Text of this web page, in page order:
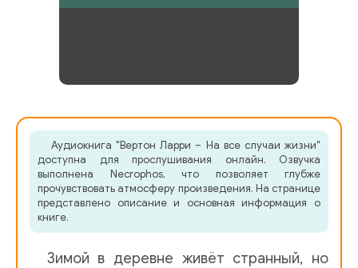
Аудиокнига "Вертон Ларри – На все случаи жизни"
доступна для прослушивания онлайн. Озвучка
выполнена Necrophos, что позволяет глубже
прочувствовать атмосферу произведения. На странице
представлено описание и основная информация о
книге.
Зимой в деревне живёт странный, но